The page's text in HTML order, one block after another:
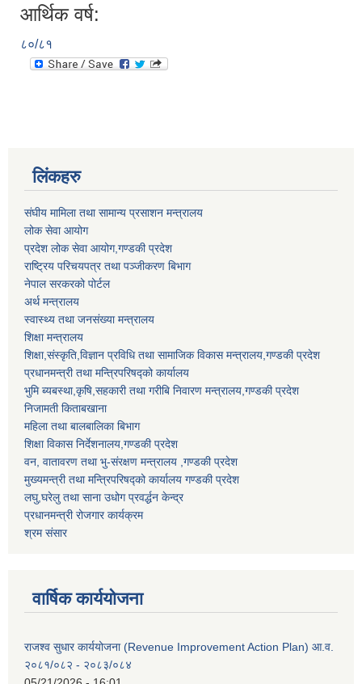
आर्थिक वर्ष:
८०/८१
लिंकहरु
संघीय मामिला तथा सामान्य प्रसाशन मन्त्रालय
लोक सेवा आयोग
प्रदेश लोक सेवा आयोग,गण्डकी प्रदेश
राष्ट्रिय परिचयपत्र तथा पञ्जीकरण बिभाग
नेपाल सरकरको पोर्टल
अर्थ मन्त्रालय
स्वास्थ्य तथा जनसंख्या मन्त्रालय
शिक्षा मन्त्रालय
शिक्षा,संस्कृति,विज्ञान प्रविधि तथा सामाजिक विकास मन्त्रालय,गण्डकी प्रदेश
प्रधानमन्त्री तथा मन्त्रिपरिषद्को कार्यालय
भुमि ब्यबस्था,कृषि,सहकारी तथा गरीबि निवारण मन्त्रालय,गण्डकी प्रदेश
निजामती किताबखाना
महिला तथा बालबालिका बिभाग
शिक्षा विकास निर्देशनालय,गण्डकी प्रदेश
वन, वातावरण तथा भु-संरक्षण मन्त्रालय ,गण्डकी प्रदेश
मुख्यमन्त्री तथा मन्त्रिपरिषद्को कार्यालय गण्डकी प्रदेश
लघु,घरेलु तथा साना उधोग प्रवर्द्धन केन्द्र
प्रधानमन्त्री रोजगार कार्यक्रम
श्रम संसार
वार्षिक कार्ययोजना
राजश्व सुधार कार्ययोजना (Revenue Improvement Action Plan) आ.व.
२०८१/०८२ - २०८३/०८४